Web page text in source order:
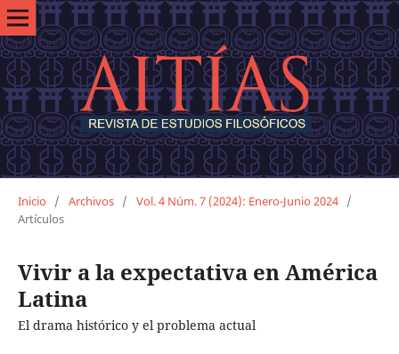
Inicio / Archivos / Vol. 4 Núm. 7 (2024): Enero-Junio 2024 /
Artículos
Vivir a la expectativa en América
Latina
El drama histórico y el problema actual